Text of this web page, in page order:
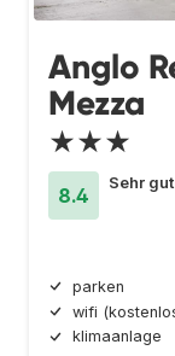
Anglo
Mezza
★★★
8.4
Sehr gut
parken
wifi
klimaanlage